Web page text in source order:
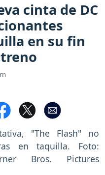
cinta de DC
en su fin